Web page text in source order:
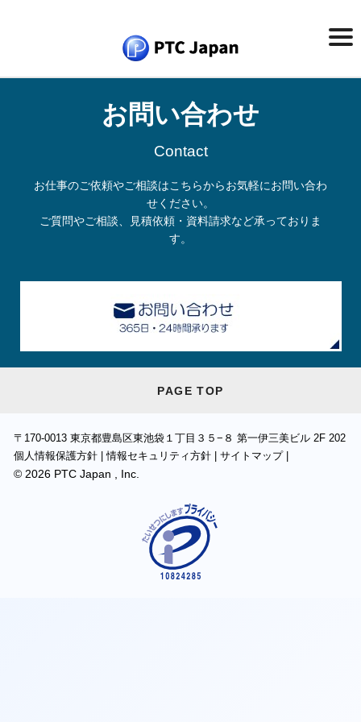
お問い合わせ
Contact
お仕事のご依頼やご相談はこちらからお気軽にお問い合わ
せください。
ご質問やご相談、見積依頼・資料請求など承っておりま
す。
PAGE TOP
〒170-0013東京都豊島区東池袋１丁目３５−８ 第一伊三美ビル 2F 202
個人情報保護方針 |情報セキュリティ方針 |サイトマップ|
© 2026 PTC Japan , Inc.